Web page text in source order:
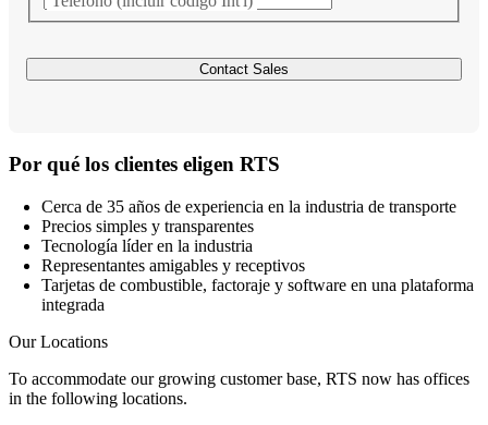
Por qué los clientes eligen RTS
Cerca de 35 años de experiencia en la industria de transporte
Precios simples y transparentes
Tecnología líder en la industria
Representantes amigables y receptivos
Tarjetas de combustible, factoraje y software en una plataforma
integrada
Our Locations
To accommodate our growing customer base, RTS now has offices
in the following locations.